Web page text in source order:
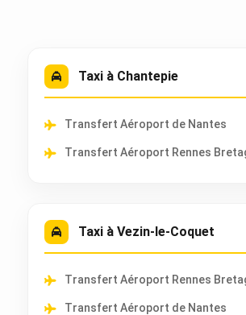
Taxi à Chantepie
Transfert Aéroport de Nantes
Transfert Aéroport Rennes
Taxi à Vezin-le-Coquet
Transfert Aéroport Rennes
Transfert Aéroport de Nantes